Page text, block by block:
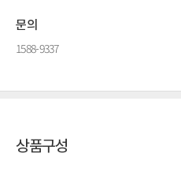
문의
1588-9337
상품구성